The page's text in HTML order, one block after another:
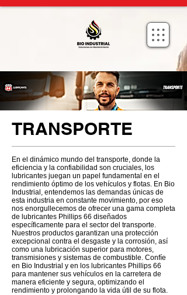
TRANSPORTE
En el dinámico mundo del transporte, donde la
eficiencia y la confiabilidad son cruciales, los
lubricantes juegan un papel fundamental en el
rendimiento óptimo de los vehículos y flotas. En Bio
Industrial, entendemos las demandas únicas de
esta industria en constante movimiento, por eso
nos enorgullecemos de ofrecer una gama completa
de lubricantes Phillips 66 diseñados
específicamente para el sector del transporte.
Nuestros productos garantizan una protección
excepcional contra el desgaste y la corrosión, así
como una lubricación superior para motores,
transmisiones y sistemas de combustible. Confíe
en Bio Industrial y en los lubricantes Phillips 66
para mantener sus vehículos en la carretera de
manera eficiente y segura, optimizando el
rendimiento y prolongando la vida útil de su flota.